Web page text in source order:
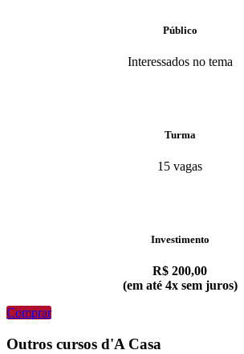
Público
Interessados no tema
Turma
15 vagas
Investimento
R$ 200,00
(em até 4x sem juros)
Comprar
Outros cursos d'A Casa